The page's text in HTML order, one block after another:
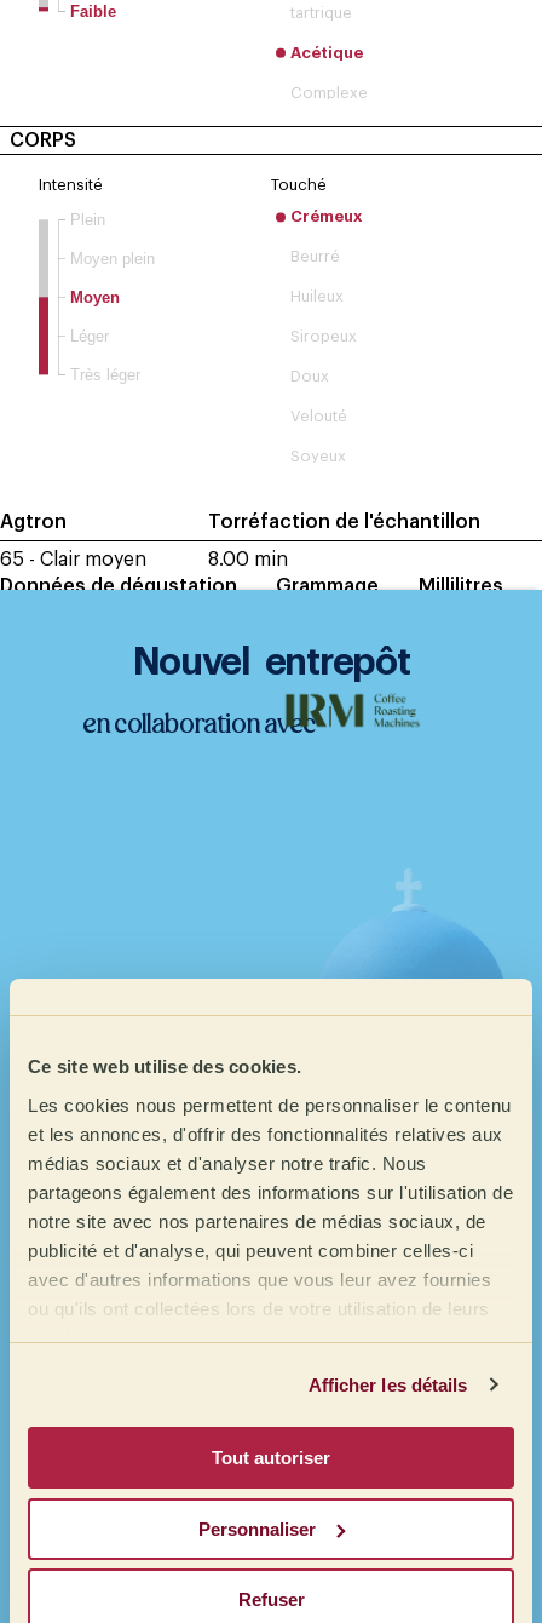
Ce site web utilise des cookies.
Les cookies nous permettent de personnaliser le contenu
et les annonces, d'offrir des fonctionnalités relatives aux
médias sociaux et d'analyser notre trafic. Nous
partageons également des informations sur l'utilisation de
notre site avec nos partenaires de médias sociaux, de
publicité et d'analyse, qui peuvent combiner celles-ci
avec d'autres informations que vous leur avez fournies
ou qu'ils ont collectées lors de votre utilisation de leurs
services.
Afficher les détails
Tout autoriser
Personnaliser
Refuser
Faible tartrique
Acétique
Complexe
CORPS
Intensité
Très léger
Léger
Moyen
Moyen plein
Plein
Touché
Crémeux
Beurré
Huileux
Siropeux
Doux
Velouté
Soyeux
Agtron
65 - Clair moyen
Torréfaction de l'échantillon
8.00 min
Données de dégustation
Grammage
Millilitres
Moulure de l´échantillon
Station de lavage
depuis des années, jusqu’en 2016, lorsqueRosabella
ont décidé de quitter leur carrière
consacrer au café, en relançant l’activité et en servant
toute la communauté des producteurs de café de la région.
Nouvel entrepôt
en collaboration avec
Désormais
en
GRÈCE !
Vous pouvez désormais acheter du café depuis
ne change : vous pouvez continuer à commander
depuis l’entrepôt de Barcelone comme d’habitude